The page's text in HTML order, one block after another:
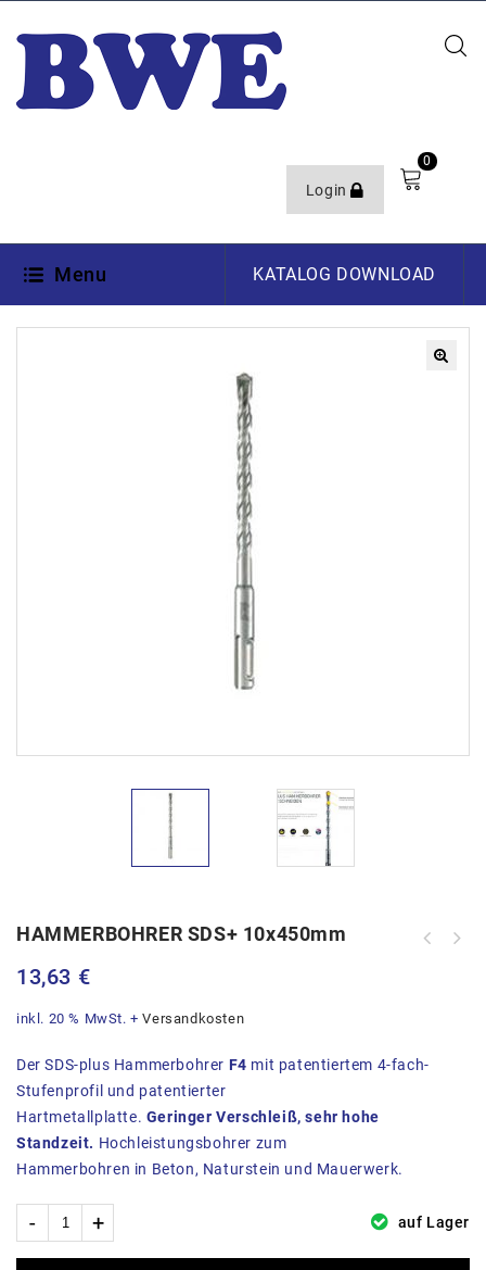
Login
0
Menu KATALOG DOWNLOAD
HAMMERBOHRER SDS+ 10x450mm
13,63 €
inkl. 20 % MwSt. +Versandkosten
Der SDS-plus Hammerbohrer F4 mit patentiertem 4-fach-
Stufenprofil und patentierter
Hartmetallplatte. Geringer Verschleiß, sehr hohe
Standzeit. Hochleistungsbohrer zum
Hammerbohren in Beton, Naturstein und Mauerwerk.
auf Lager